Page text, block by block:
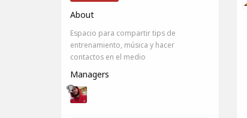
About
Espacio para compartir tips de
entrenamiento, música y hacer
contactos en el medio
Managers